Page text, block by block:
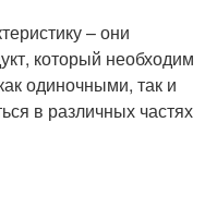
– они
который необходим
одиночными, так и
в различных частях